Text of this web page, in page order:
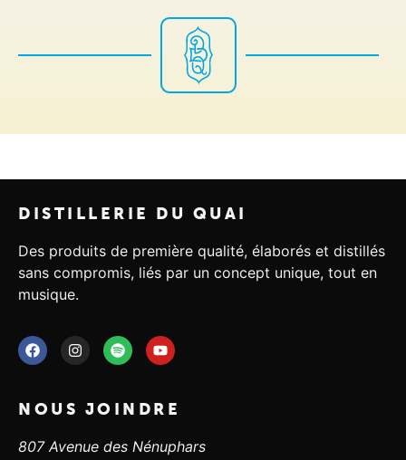
DISTILLERIE DU QUAI
Des produits de première qualité, élaborés et distillés
sans compromis, liés par un concept unique, tout en
musique.
NOUS JOINDRE
807 Avenue des Nénuphars